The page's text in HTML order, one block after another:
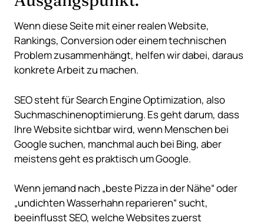
Wenn diese Seite mit einer realen Website,
Rankings, Conversion oder einem technischen
Problem zusammenhängt, helfen wir dabei, daraus
konkrete Arbeit zu machen.
SEO steht für Search Engine Optimization, also
Suchmaschinenoptimierung. Es geht darum, dass
Ihre Website sichtbar wird, wenn Menschen bei
Google suchen, manchmal auch bei Bing, aber
meistens geht es praktisch um Google.
Wenn jemand nach „beste Pizza in der Nähe“ oder
„undichten Wasserhahn reparieren“ sucht,
beeinflusst SEO, welche Websites zuerst